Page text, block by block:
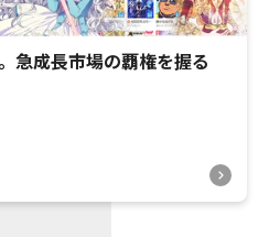
急成長市場の覇権を握る